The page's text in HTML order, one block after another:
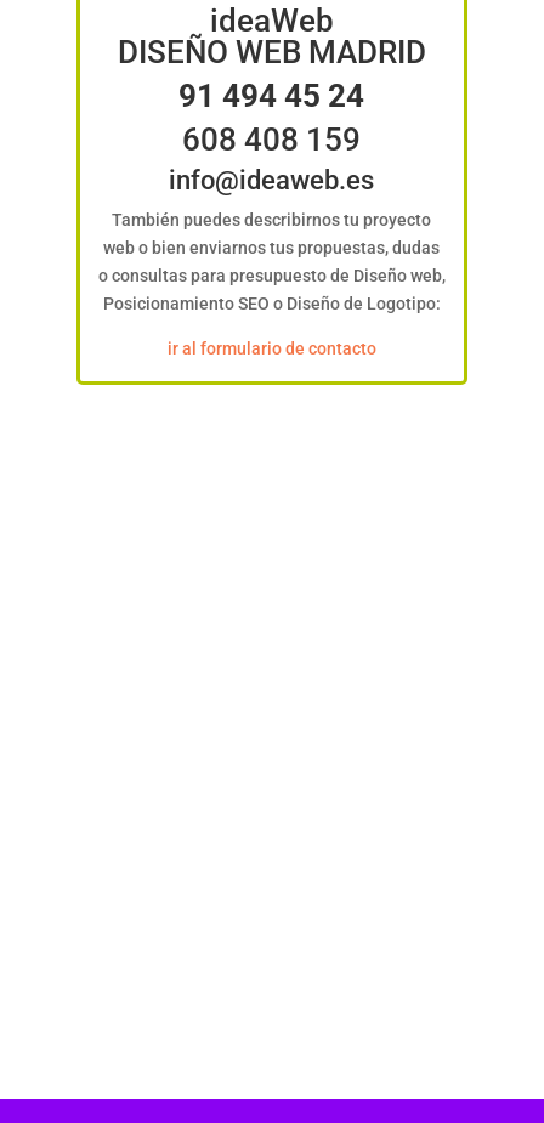
ideaWeb
DISEÑO WEB MADRID
91 494 45 24
608 408 159
info@ideaweb.es
También puedes describirnos tu proyecto
web o bien enviarnos tus propuestas, dudas
o consultas para presupuesto de Diseño web,
Posicionamiento SEO o Diseño de Logotipo:
ir al formulario de contacto